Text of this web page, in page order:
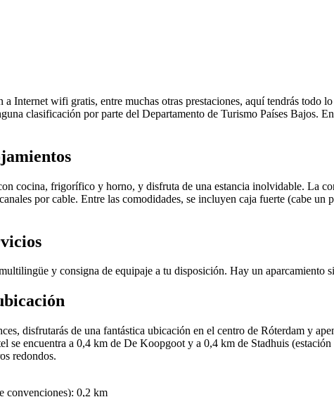
Internet wifi gratis, entre muchas otras prestaciones, aquí tendrás todo lo
clasificación por parte del Departamento de Turismo Países Bajos.
cocina, frigorífico y horno, y disfruta de una estancia inolvidable. La
por cable. Entre las comodidades, se incluyen caja fuerte (cabe
y consigna de equipaje a tu disposición. Hay un aparcamiento
disfrutarás de una fantástica ubicación en el centro de Róterdam y
se encuentra a 0,4 km de De Koopgoot y a 0,4 km de Stadhuis (estación
redondos.
convenciones): 0,2 km